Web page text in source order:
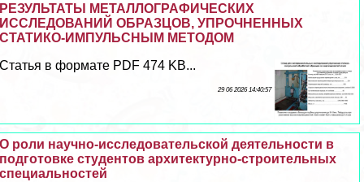
РЕЗУЛЬТАТЫ МЕТАЛЛОГРАФИЧЕСКИХ
ИССЛЕДОВАНИЙ ОБРАЗЦОВ, УПРОЧНЕННЫХ
СТАТИКО-ИМПУЛЬСНЫМ МЕТОДОМ
Статья в формате PDF 474 KB...
29 06 2026 14:40:57
О роли научно-исследовательской деятельности в
подготовке студентов архитектурно-строительных
специальностей